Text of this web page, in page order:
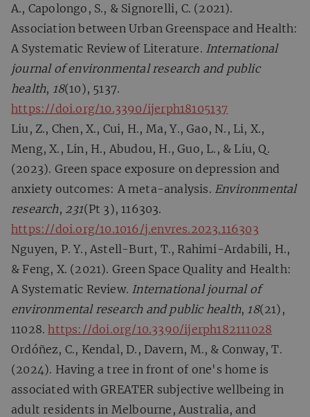
A., Capolongo, S., & Signorelli, C. (2021).
Association between Urban Greenspace and Health:
A Systematic Review of Literature. International
journal of environmental research and public
health, 18(10), 5137.
https://doi.org/10.3390/ijerph18105137
Liu, Z., Chen, X., Cui, H., Ma, Y., Gao, N., Li, X.,
Meng, X., Lin, H., Abudou, H., Guo, L., & Liu, Q.
(2023). Green space exposure on depression and
anxiety outcomes: A meta-analysis. Environmental
research, 231(Pt 3), 116303.
https://doi.org/10.1016/j.envres.2023.116303
Nguyen, P. Y., Astell-Burt, T., Rahimi-Ardabili, H.,
& Feng, X. (2021). Green Space Quality and Health:
A Systematic Review. International journal of
environmental research and public health, 18(21),
11028.https://doi.org/10.3390/ijerph182111028
Ordóñez, C., Kendal, D., Davern, M., & Conway, T.
(2024). Having a tree in front of one's home is
associated with GREATER subjective wellbeing in
adult residents in Melbourne, Australia, and